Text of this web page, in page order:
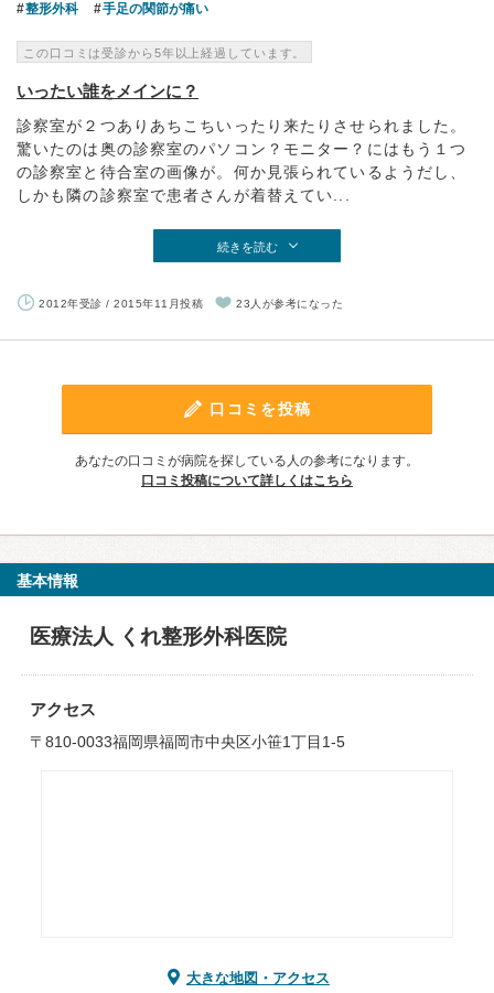
整形外科 手足の関節が痛い
この口コミは受診から5年以上経過しています。
いったい誰をメインに？
診察室が２つありあちこちいったり来たりさせられました。
驚いたのは奥の診察室のパソコン？モニター？にはもう１つ
の診察室と待合室の画像が。何か見張られているようだし、
しかも隣の診察室で患者さんが着替えてい...
続きを読む
2012年受診 / 2015年11月投稿 23人が参考になった
口コミを投稿
あなたの口コミが病院を探している人の参考になります。
口コミ投稿について詳しくはこちら
基本情報
医療法人 くれ整形外科医院
アクセス
〒810-0033福岡県福岡市中央区小笹1丁目1-5
大きな地図・アクセス